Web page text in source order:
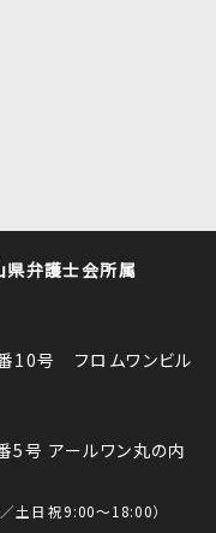
県弁護士会所属
10号 フロムワンビル
号 アールワン丸の内
土日祝9:00～18:00）